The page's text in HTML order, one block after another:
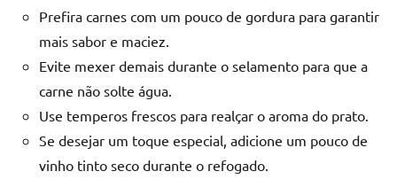
Prefira carnes com um pouco de gordura para garantir
mais sabor e maciez.
Evite mexer demais durante o selamento para que a
carne não solte água.
Use temperos frescos para realçar o aroma do prato.
Se desejar um toque especial, adicione um pouco de
vinho tinto seco durante o refogado.